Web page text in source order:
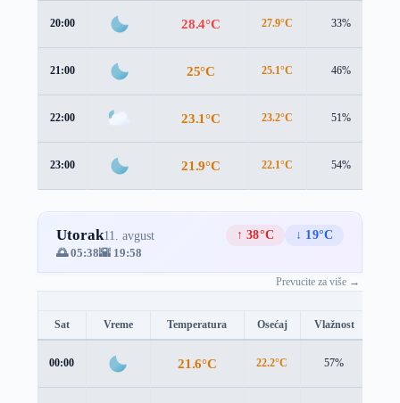
20:00 28.4°C 27.9°C 33%
21:00 25°C 25.1°C 46%
22:00 23.1°C 23.2°C 51%
23:00 21.9°C 22.1°C 54%
Utorak11. avgust ↑ 38°C
↓ 19°C
🌅 05:38🌇 19:58
Prevucite za više →
Sat Vreme Temperatura Osećaj Vlažnost
00:00 21.6°C 22.2°C 57%